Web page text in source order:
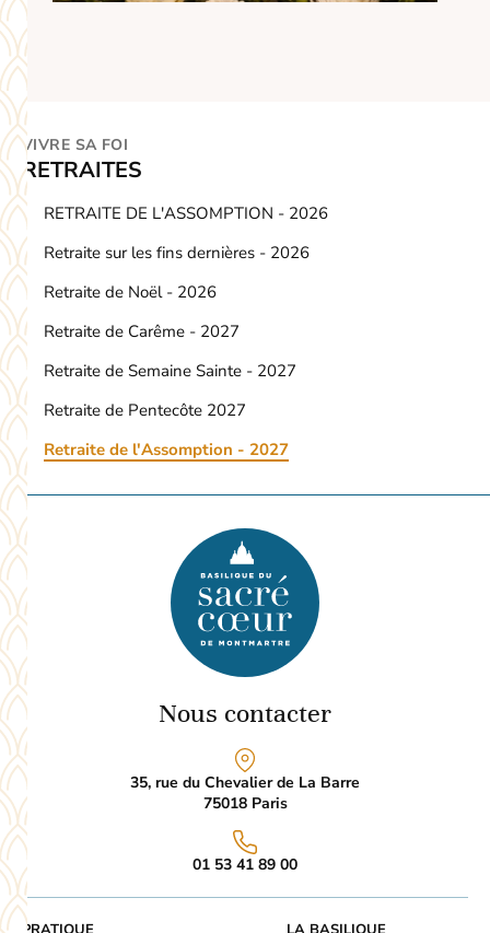
VIVRE SA FOI
RETRAITES
RETRAITE DE L'ASSOMPTION - 2026
Retraite sur les fins dernières - 2026
Retraite de Noël - 2026
Retraite de Carême - 2027
Retraite de Semaine Sainte - 2027
Retraite de Pentecôte 2027
Retraite de l'Assomption - 2027
Nous contacter
35, rue du Chevalier de La Barre
75018 Paris
01 53 41 89 00